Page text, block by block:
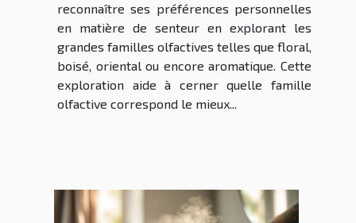
reconnaître ses préférences personnelles
en matière de senteur en explorant les
grandes familles olfactives telles que floral,
boisé, oriental ou encore aromatique. Cette
exploration aide à cerner quelle famille
olfactive correspond le mieux...